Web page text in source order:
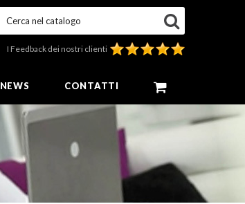
Cerca nel catalogo
I Feedback dei nostri clienti
NEWS CONTATTI